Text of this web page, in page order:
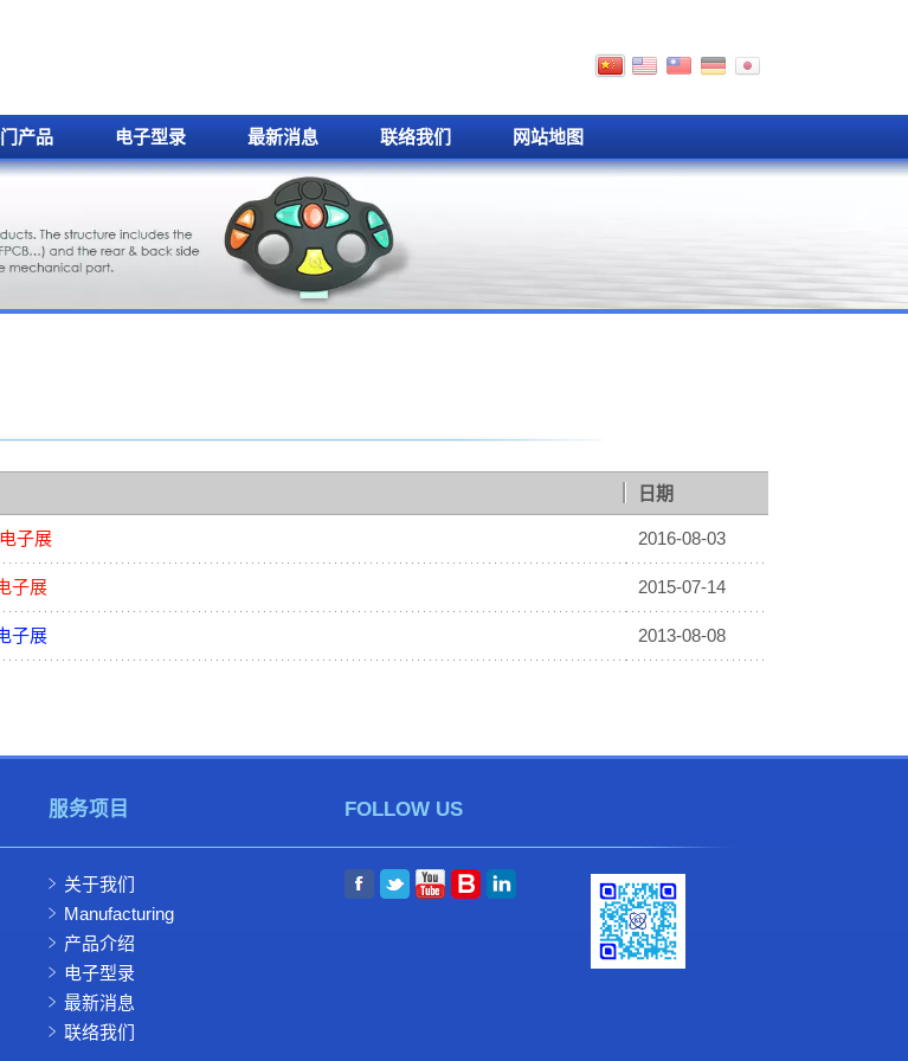
产品 电子型录 最新消息 联络我们 网站地图
日期
子展 2016-08-03
子展 2015-07-14
子展 2013-08-08
服务项目
关于我们
Manufacturing
产品介绍
电子型录
最新消息
联络我们
FOLLOW US